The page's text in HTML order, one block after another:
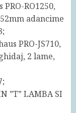
RO1250,
adancime
PRO-JS710,
2 lame,
”T” LAMBA SI